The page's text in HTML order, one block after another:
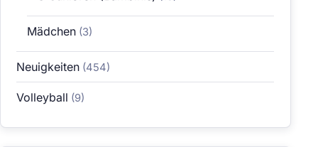
Mädchen(3)
Neuigkeiten (454)
Volleyball (9)